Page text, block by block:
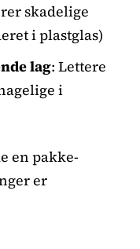
skadelige
i plastglas)
lag: Lettere
i
en pakke-
er